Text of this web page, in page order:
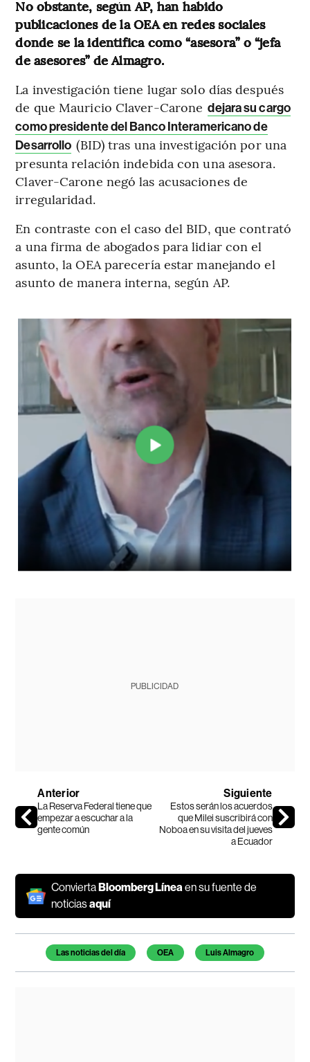
No obstante, según AP, han habido
publicaciones de la OEA en redes sociales
donde se la identifica como “asesora” o “jefa
de asesores” de Almagro.
La investigación tiene lugar solo días después
de que Mauricio Claver-Carone dejara su cargo
como presidente del Banco Interamericano de
Desarrollo (BID) tras una investigación por una
presunta relación indebida con una asesora.
Claver-Carone negó las acusaciones de
irregularidad.
En contraste con el caso del BID, que contrató
a una firma de abogados para lidiar con el
asunto, la OEA parecería estar manejando el
asunto de manera interna, según AP.
PUBLICIDAD
Anterior
La Reserva Federal tiene que
empezar a escuchar a la
gente común
Siguiente
Estos serán los acuerdos
que Milei suscribirá con
Noboa en su visita del jueves
a Ecuador
Convierta Bloomberg Líneaen su fuente de
noticiasaquí
Temas de este artículo
Las noticias del día OEA Luis Almagro